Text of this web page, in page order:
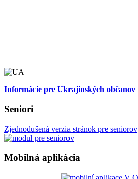
Informácie pre Ukrajinských občanov
Seniori
Zjednodušená verzia stránok pre seniorov
Mobilná aplikácia